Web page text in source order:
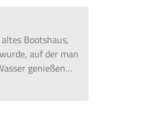
Bootshaus,
auf der man
genießen…